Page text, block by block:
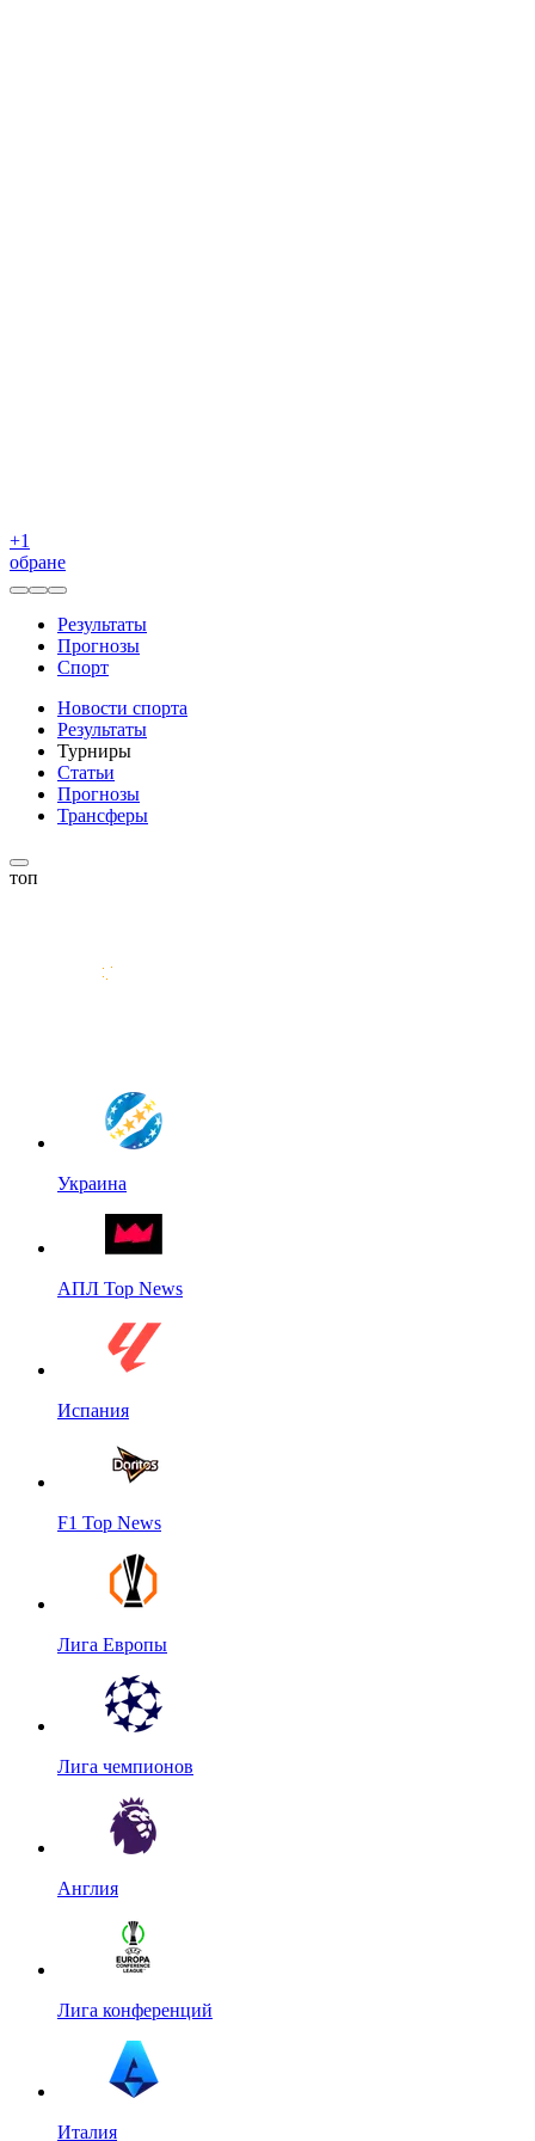
+1
обране
Результаты
Прогнозы
Спорт
Новости спорта
Результаты
Турниры
Статьи
Прогнозы
Трансферы
топ
Украина
АПЛ Top News
Испания
F1 Top News
Лига Европы
Лига чемпионов
Англия
Лига конференций
Италия